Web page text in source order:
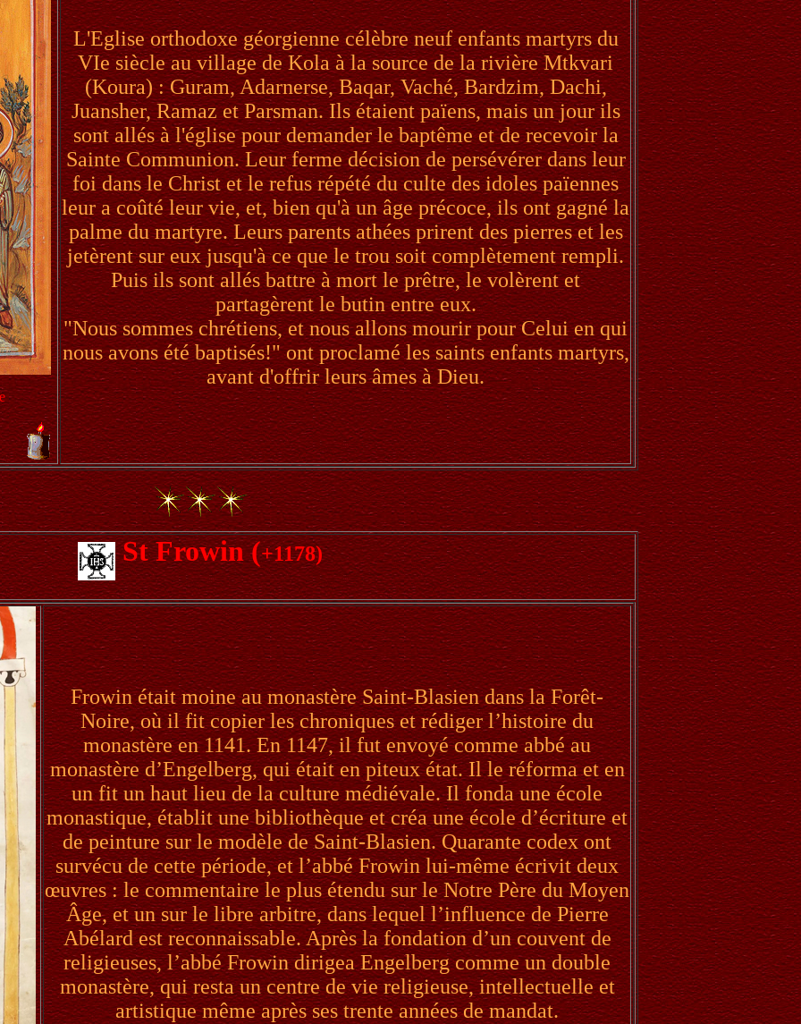
L'Eglise orthodoxe géorgienne célèbre neuf enfants martyrs du
VIe siècle au village de Kola à la source de la rivière Mtkvari
(Koura) : Guram, Adarnerse, Baqar, Vaché, Bardzim, Dachi,
Juansher, Ramaz et Parsman. Ils étaient païens, mais un jour ils
sont allés à l'église pour demander le baptême et de recevoir la
Sainte Communion. Leur ferme décision de persévérer dans leur
foi dans le Christ et le refus répété du culte des idoles païennes
leur a coûté leur vie, et, bien qu'à un âge précoce, ils ont gagné la
palme du martyre. Leurs parents athées prirent des pierres et les
jetèrent sur eux jusqu'à ce que le trou soit complètement rempli.
Puis ils sont allés battre à mort le prêtre, le volèrent et
partagèrent le butin entre eux.
"Nous sommes chrétiens, et nous allons mourir pour Celui en qui
nous avons été baptisés!" ont proclamé les saints enfants martyrs,
avant d'offrir leurs âmes à Dieu.
St Frowin (+1178)
Frowin était moine au monastère Saint-Blasien dans la Forêt-
Noire, où il fit copier les chroniques et rédiger l’histoire du
monastère en 1141. En 1147, il fut envoyé comme abbé au
monastère d’Engelberg, qui était en piteux état. Il le réforma et en
un fit un haut lieu de la culture médiévale. Il fonda une école
monastique, établit une bibliothèque et créa une école d’écriture et
de peinture sur le modèle de Saint-Blasien. Quarante codex ont
survécu de cette période, et l’abbé Frowin lui-même écrivit deux
œuvres : le commentaire le plus étendu sur le Notre Père du Moyen
Âge, et un sur le libre arbitre, dans lequel l’influence de Pierre
Abélard est reconnaissable. Après la fondation d’un couvent de
religieuses, l’abbé Frowin dirigea Engelberg comme un double
monastère, qui resta un centre de vie religieuse, intellectuelle et
artistique même après ses trente années de mandat.